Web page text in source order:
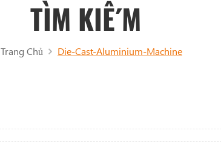
TÌM KIẾM
Trang Chủ Die-Cast-Aluminium-Machine